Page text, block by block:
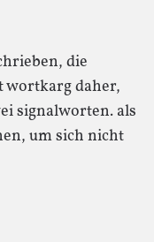
die
wortkarg daher,
signalworten. als
um sich nicht